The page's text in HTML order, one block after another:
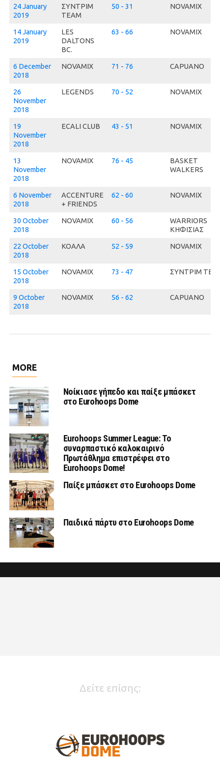
24 January
2019
ΣΥΝΤΡΙΜ
ΤΕΑΜ
50 - 31 NOVAMIX
14 January
2019
LES
DALTONS
BC.
63 - 66 NOVAMIX
6 December
2018
NOVAMIX 71 - 76 CAPUANO
26
November
2018
LEGENDS 70 - 52 NOVAMIX
19
November
2018
ECALI CLUB 43 - 51 NOVAMIX
13
November
2018
NOVAMIX 76 - 45
BASKET
WALKERS
6 November
2018
ACCENTURE
+ FRIENDS
62 - 60 NOVAMIX
30 October
2018
NOVAMIX 60 - 56
WARRIORS
ΚΗΦΙΣΙΑΣ
22 October
2018
ΚΟΑΛΑ 52 - 59 NOVAMIX
15 October
2018
NOVAMIX 73 - 47 ΣΥΝΤΡΙΜ
9 October
2018
NOVAMIX 56 - 62 CAPUANO
MORE
Νοίκιασε γήπεδο και παίξε μπάσκετ
στο Eurohoops Dome
Eurohoops Summer League: Το
συναρπαστικό καλοκαιρινό
Πρωτάθλημα επιστρέφει στο
Eurohoops Dome!
Παίξε μπάσκετ στο Eurohoops Dome
Παιδικά πάρτυ στο Eurohoops Dome
Δείτε επίσης: